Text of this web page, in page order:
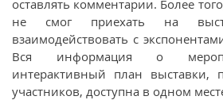
оставлять комментарии. Более
не смог приехать на
взаимодействовать с
Вся информация о
интерактивный план выставки,
участников, доступна в одном